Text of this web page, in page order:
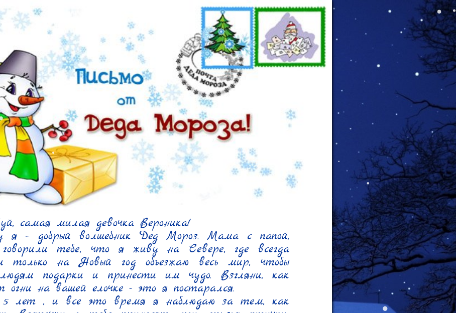
самая милая девочка Вероника!
я – добрый волшебник Дед Мороз. Мама с папой,
говорили тебе, что я живу на Севере, где всегда
только на Новый год объезжаю весь мир, чтобы
подарки и принести им чудо. Взгляни, как
огни на вашей елочке - это я постарался.
5 лет , и все это время я наблюдаю за тем, как